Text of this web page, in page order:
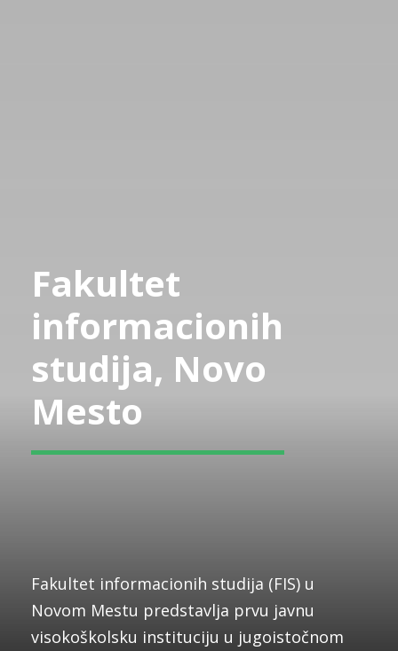
Fakultet
informacionih
studija, Novo
Mesto
Fakultet informacionih studija (FIS) u
Novom Mestu predstavlja prvu javnu
visokoškolsku instituciju u jugoistočnom